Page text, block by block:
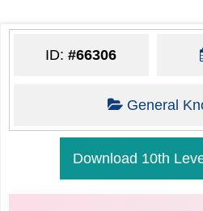
ID:#66306
General
Download 10th